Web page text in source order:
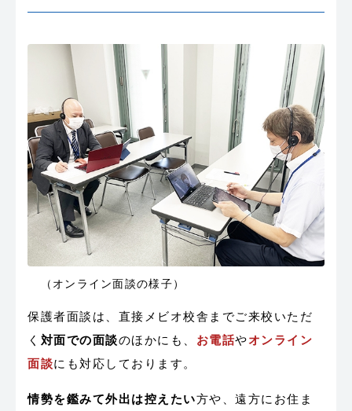
（オンライン面談の様子）
保護者面談は、直接メビオ校舎までご来校いただ
く 対面での面談のほかにも、 お電話やオンライン
面談にも対応しております。
情勢を鑑みて外出は控えたい方や、遠方にお住ま